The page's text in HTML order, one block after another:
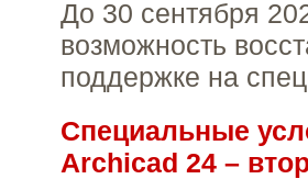
До 30 сентября
возможность
поддержке на
Специальные
Archicad 24 –